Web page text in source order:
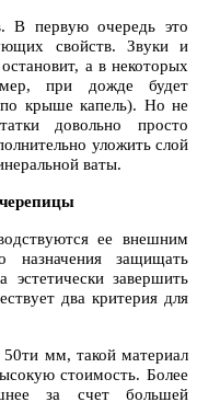
В первую очередь это
свойств. Звуки и
а в некоторых
при дожде будет
крыше капель). Но не
довольно просто
уложить слой
ваты.
ее внешним
назначения защищать
эстетически завершить
два критерия для
мм, такой материал
стоимость. Более
за счет большей